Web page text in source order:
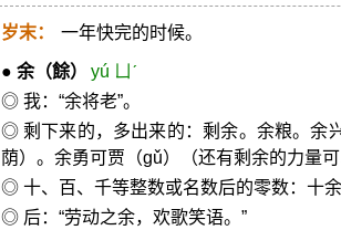
岁末： 一年快完的时候。
● 余（餘）
yú ㄩˊ
◎ 我：“余将老”。
◎ 剩下来的，多出来的：剩余。余粮。余
荫）。余勇可贾（gǔ）（还有剩余的力量可
◎ 十、百、千等整数或名数后的零数：十余
◎ 后：“劳动之余，欢歌笑语。”